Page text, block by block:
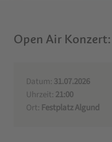
Open Air
Datum: 31.07.2026
Uhrzeit: 21:00
Ort: Festplatz Algund